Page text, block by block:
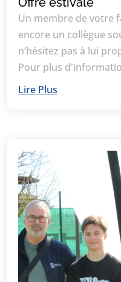
Un membre de votre
encore un collègue
n’hésitez pas à lui
Pour plus
Lire Plus